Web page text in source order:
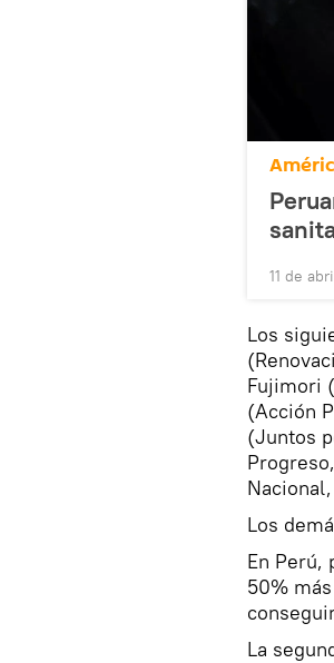
11 de
Los
Fujimori
(Acción
(Juntos
Los
En Perú,
50%
La